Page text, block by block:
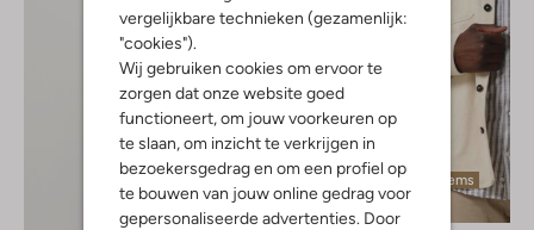
vergelijkbare technieken (gezamenlijk:
"cookies").
Wij gebruiken cookies om ervoor te
zorgen dat onze website goed
functioneert, om jouw voorkeuren op
te slaan, om inzicht te verkrijgen in
bezoekersgedrag en om een profiel op
te bouwen van jouw online gedrag voor
gepersonaliseerde advertenties. Door
Laatste items